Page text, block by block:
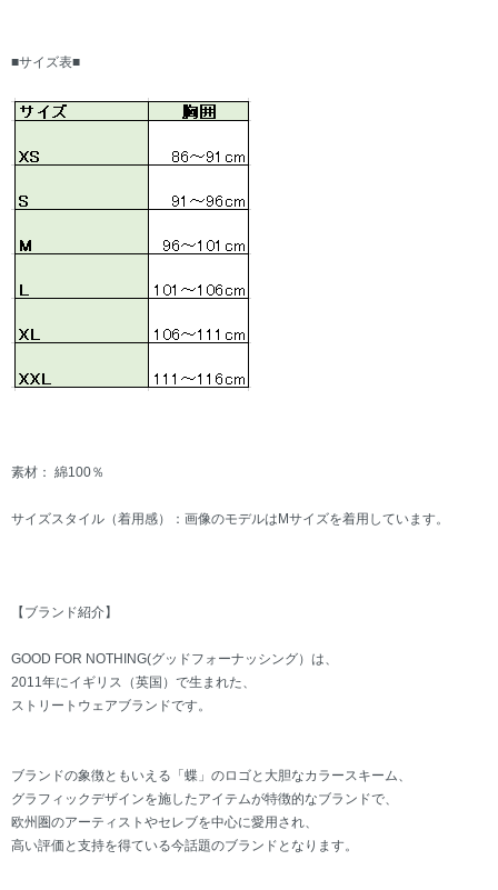
■サイズ表■
素材： 綿100％
サイズスタイル（着用感）：画像のモデルはMサイズを着用しています。
【ブランド紹介】
GOOD FOR NOTHING(グッドフォーナッシング）は、
2011年にイギリス（英国）で生まれた、
ストリートウェアブランドです。
ブランドの象徴ともいえる「蝶」のロゴと大胆なカラースキーム、
グラフィックデザインを施したアイテムが特徴的なブランドで、
欧州圏のアーティストやセレブを中心に愛用され、
高い評価と支持を得ている今話題のブランドとなります。